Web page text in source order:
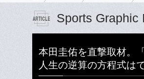
Sports Graphic
本田圭佑を直撃取材。
人生の逆算の方程式は